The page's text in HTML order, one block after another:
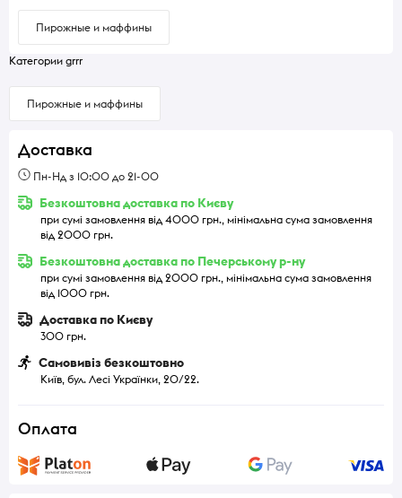
Пирожные и маффины
Категории grrr
Пирожные и маффины
Доставка
Пн-Нд з 10:00 до 21-00
Безкоштовна доставка по Києву
при сумі замовлення від 4000 грн., мінімальна сума замовлення
від 2000 грн.
Безкоштовна доставка по Печерському р-ну
при сумі замовлення від 2000 грн., мінімальна сума замовлення
від 1000 грн.
Доставка по Києву
300 грн.
Самовивіз безкоштовно
Київ, бул. Лесі Українки, 20/22.
Оплата